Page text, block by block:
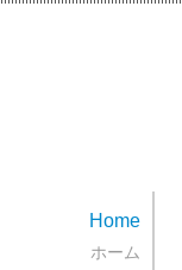
Home
ホーム